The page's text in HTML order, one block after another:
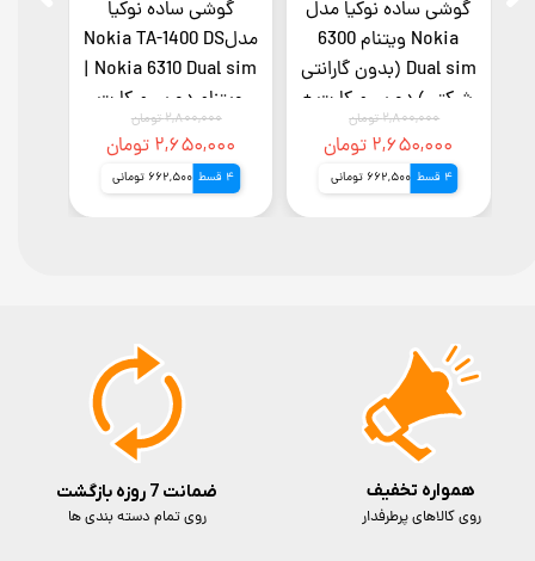
گوشی ساده نوکیا
مدلNokia TA-1400 DS
| Nokia 6310 Dual sim
ویتنام دو سیم کارت
رجیستر شده (بدون
گارانتی شرکتی)
۲,۸۰۰,۰۰۰ تومان
۲,۶۵۰,۰۰۰ تومان
4 قسط 662,500 تومانی
گوشی ساده نوکیا مدل
Nokia ویتنام 6300
Dual sim (بدون گارانتی
شرکتی) دو سیم کارت +
رجیستری با کد فعالسازی
۲,۸۰۰,۰۰۰ تومان
۲,۶۵۰,۰۰۰ تومان
4 قسط 662,500 تومانی
ضمانت 7 روزه بازگشت
روی تمام دسته بندی ها
همواره تخفیف
روی کالاهای پرطرفدار